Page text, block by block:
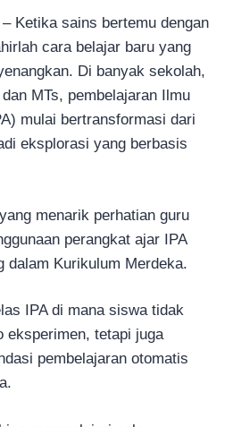
– Ketika sains bertemu dengan
cara belajar baru yang
Di banyak sekolah,
MTs, pembelajaran Ilmu
mulai bertransformasi dari
eksplorasi yang berbasis
menarik perhatian guru
perangkat ajar IPA
dalam Kurikulum Merdeka.
IPA di mana siswa tidak
eksperimen, tetapi juga
pembelajaran otomatis